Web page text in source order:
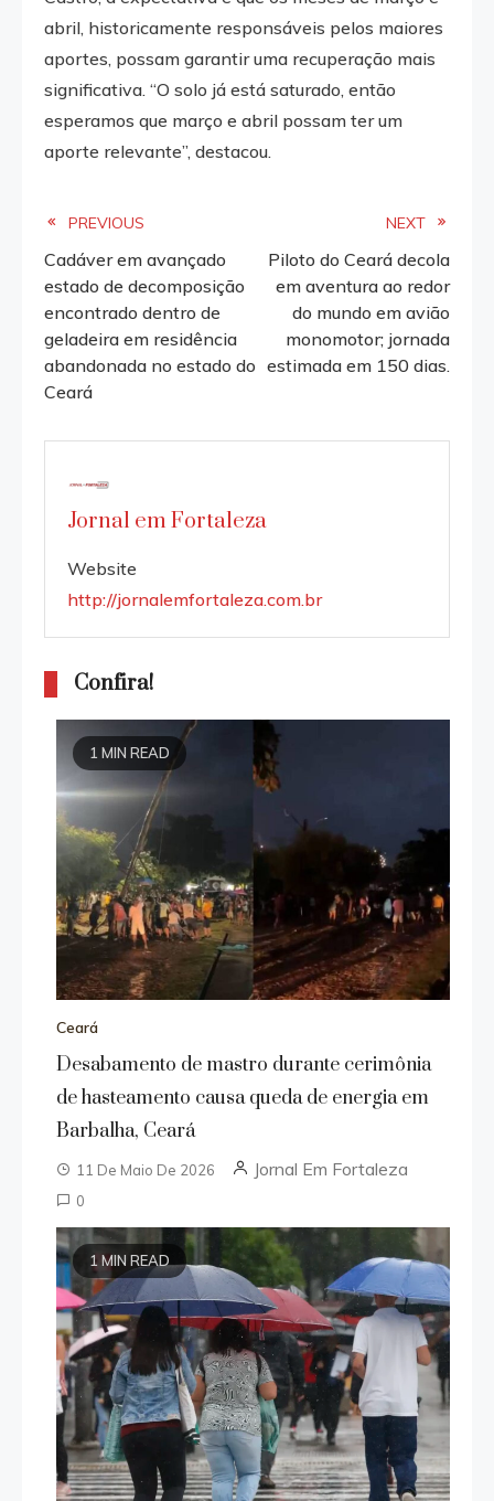
abril, historicamente responsáveis pelos maiores
aportes, possam garantir uma recuperação mais
significativa. “O solo já está saturado, então
esperamos que março e abril possam ter um
aporte relevante”, destacou.
Read
more
articles
PREVIOUS
Cadáver em avançado
estado de decomposição
encontrado dentro de
geladeira em residência
abandonada no estado do
Ceará
NEXT
Piloto do Ceará decola
em aventura ao redor
do mundo em avião
monomotor; jornada
estimada em 150 dias.
Jornal em Fortaleza
Website
http://jornalemfortaleza.com.br
Confira!
1 MIN READ
Ceará
Desabamento de mastro durante cerimônia
de hasteamento causa queda de energia em
Barbalha, Ceará
11 De Maio De 2026 Jornal Em Fortaleza
0
1 MIN READ